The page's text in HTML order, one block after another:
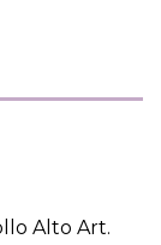
Alto Art.